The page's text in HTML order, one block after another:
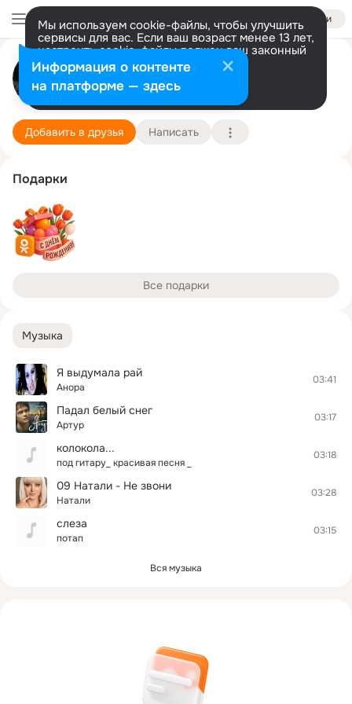
Войти
Мы используем cookie-файлы, чтобы улучшить
сервисы для вас. Если ваш возраст менее 13 лет,
настроить cookie-файлы должен ваш законный
представитель. Больше информации
Разрешить все Настроить
Виктория Люфт
Германия 20 августа Подробнее
Добавить в друзья Написать
Музыка
Я выдумала рай
Анора
03:41
Падал белый снег
Артур
03:17
колокола...
под гитару_ красивая песня _
03:18
09 Натали - Не звони
Натали
03:28
слеза
потап
03:15
Вся музыка
Подарки
Все подарки
Информация о контенте
на платформе — здесь